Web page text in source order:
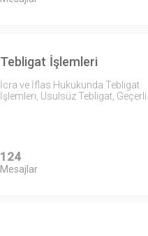
Tebligat İşlemleri
İcra ve İflas Hukukunda Tebligat
İşlemleri, Usulsüz Tebligat, Geçerli…
124
Mesajlar